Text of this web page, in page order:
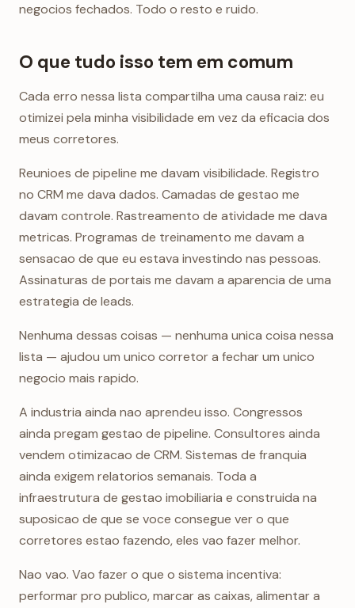
negocios fechados. Todo o resto e ruido.
O que tudo isso tem em comum
Cada erro nessa lista compartilha uma causa raiz: eu
otimizei pela minha visibilidade em vez da eficacia dos
meus corretores.
Reunioes de pipeline me davam visibilidade. Registro
no CRM me dava dados. Camadas de gestao me
davam controle. Rastreamento de atividade me dava
metricas. Programas de treinamento me davam a
sensacao de que eu estava investindo nas pessoas.
Assinaturas de portais me davam a aparencia de uma
estrategia de leads.
Nenhuma dessas coisas — nenhuma unica coisa nessa
lista — ajudou um unico corretor a fechar um unico
negocio mais rapido.
A industria ainda nao aprendeu isso. Congressos
ainda pregam gestao de pipeline. Consultores ainda
vendem otimizacao de CRM. Sistemas de franquia
ainda exigem relatorios semanais. Toda a
infraestrutura de gestao imobiliaria e construida na
suposicao de que se voce consegue ver o que
corretores estao fazendo, eles vao fazer melhor.
Nao vao. Vao fazer o que o sistema incentiva:
performar pro publico, marcar as caixas, alimentar a